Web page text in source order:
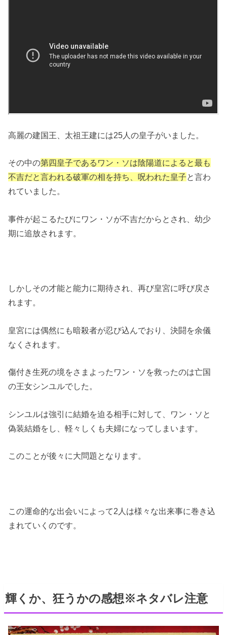
高麗の建国王、太祖王建には25人の皇子がいました。
その中の第四皇子であるワン・ソは陰陽道によると最も
不吉だと言われる破軍の相を持ち、呪われた皇子と言わ
れていました。
事件が起こるたびにワン・ソが不吉だからとされ、幼少
期に追放されます。
しかしその才能と能力に期待され、再び皇宮に呼び戻さ
れます。
皇宮には偶然にも暗殺者が忍び込んでおり、決闘を余儀
なくされます。
傷付き生死の境をさまよったワン・ソを救ったのは亡国
の王女シンユルでした。
シンユルは強引に結婚を迫る相手に対して、ワン・ソと
偽装結婚をし、軽々しくも夫婦になってしまいます。
このことが後々に大問題となります。
この運命的な出会いによって2人は様々な出来事に巻き込
まれていくのです。
輝くか、狂うかの感想※ネタバレ注意